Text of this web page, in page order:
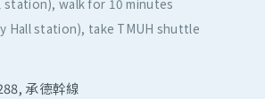
station), walk for 10 minutes
Hall station), take TMUH shuttle
承德幹線